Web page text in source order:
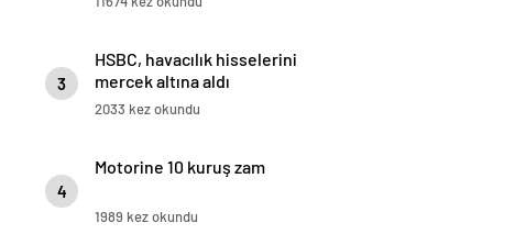
3
HSBC, havacılık hisselerini
mercek altına aldı
2033 kez okundu
4
Motorine 10 kuruş zam
1989 kez okundu